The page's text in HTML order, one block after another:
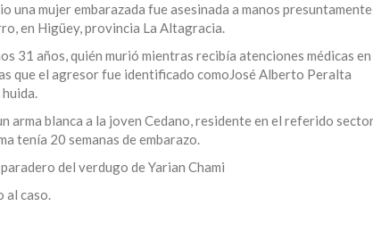
una mujer embarazada fue asesinada a manos presuntamente
en Higüey, provincia La Altagracia.
31 años, quién murió mientras recibía atenciones médicas en
que el agresor fue identificado comoJosé Alberto Peralta
blanca a la joven Cedano, residente en el referido
tenía 20 semanas de embarazo.
del verdugo de Yarian Chami
al caso.